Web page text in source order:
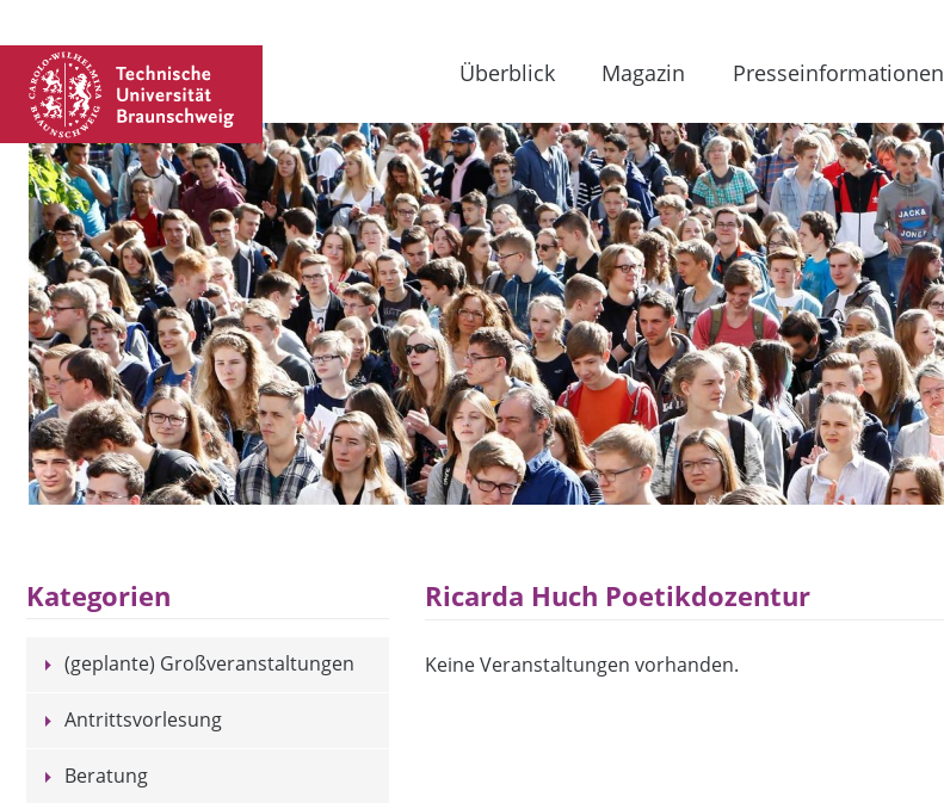
Überblick Magazin Presseinformationen
Kategorien
(geplante) Großveranstaltungen
Antrittsvorlesung
Beratung
Ricarda Huch Poetikdozentur
Keine Veranstaltungen vorhanden.